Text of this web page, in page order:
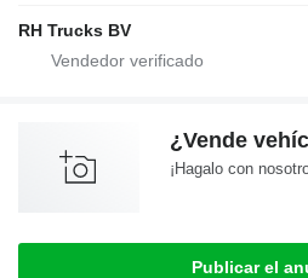
RH Trucks BV
¿Vende
¡Hagalo con
Publicar el